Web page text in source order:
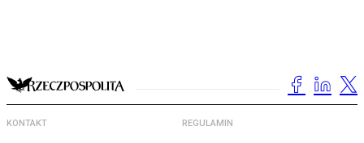
KONTAKT REGULAMIN